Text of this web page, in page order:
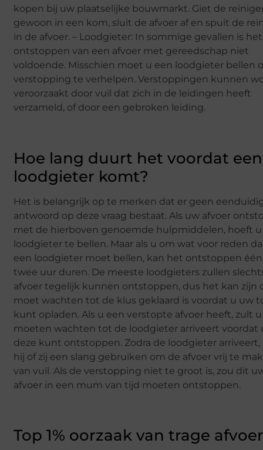
kopen bij uw plaatselijke bouwmarkt. Giet de
gewoon in een kom, sluit de afvoer af en spuit de
in de afvoer. – Loodgieter: In sommige gevallen is het
ontstoppen van een afvoer met gereedschap niet
voldoende. Misschien moet u een loodgieter bellen
verstopping te verhelpen. Verstoppingen kunnen
veroorzaakt door vuil dat zich in de leidingen heeft
verzameld, of door een gebroken leiding.
Hoe lang duurt het voordat een
loodgieter komt?
Het is belangrijk op te merken dat er geen
antwoord op deze vraag bestaat. Als uw afvoer
met de hierboven genoemde hulpmiddelen, hoeft
loodgieter te bellen. Maar als u om wat voor reden
een loodgieter moet bellen, kan het ontstoppen
twee uur duren. De meeste loodgieters zullen
afvoer tegelijk kunnen ontstoppen, dus het kan zijn
moet wachten tot de klus geklaard is voordat u uw
kunt opladen. Als u een verstopte afvoer heeft, zult u
moeten wachten tot de loodgieter arriveert voordat
deze kunt ontstoppen. Zodra de loodgieter arriveert,
hij of zij een slang gebruiken om de afvoer vrij te
van vuil. Als de verstopping niet te groot is, zou dit
afvoer in een mum van tijd moeten ontstoppen.
Top 1% oorzaak van trage